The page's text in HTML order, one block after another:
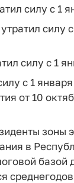
силу с 1
силу
силу с 1
с 1
от 10
зоны
в
базой